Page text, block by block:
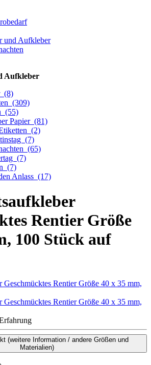
und Aufkleber
Aufkleber
(8)
(309)
(55)
Papier (81)
(2)
(7)
(65)
(7)
(7)
Anlass (17)
Rentier Größe
100 Stück auf
(weitere Information / andere Größen und
Materialien)